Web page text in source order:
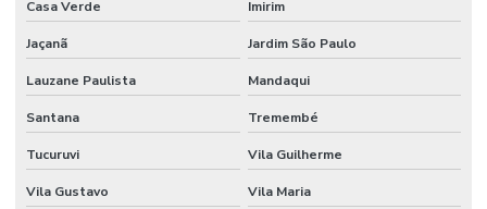
Recapeamento asfaltico
Recapeamento asfaltico preço
Recapeamento e pavimentação
Casa Verde Imirim
Jaçanã Jardim São Paulo
Lauzane Paulista Mandaqui
Santana Tremembé
Tucuruvi Vila Guilherme
Vila Gustavo Vila Maria